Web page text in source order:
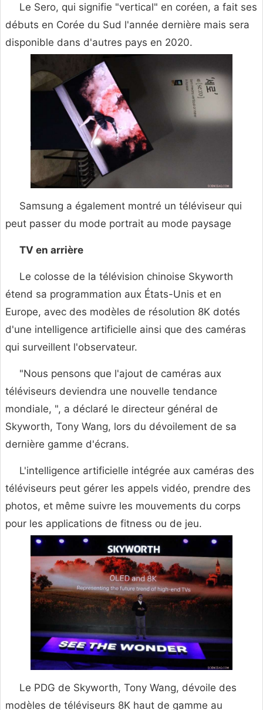
Le Sero, qui signifie "vertical" en coréen, a fait ses
débuts en Corée du Sud l'année dernière mais sera
disponible dans d'autres pays en 2020.
Samsung a également montré un téléviseur qui
peut passer du mode portrait au mode paysage
TV en arrière
Le colosse de la télévision chinoise Skyworth
étend sa programmation aux États-Unis et en
Europe, avec des modèles de résolution 8K dotés
d'une intelligence artificielle ainsi que des caméras
qui surveillent l'observateur.
"Nous pensons que l'ajout de caméras aux
téléviseurs deviendra une nouvelle tendance
mondiale, ", a déclaré le directeur général de
Skyworth, Tony Wang, lors du dévoilement de sa
dernière gamme d'écrans.
L'intelligence artificielle intégrée aux caméras des
téléviseurs peut gérer les appels vidéo, prendre des
photos, et même suivre les mouvements du corps
pour les applications de fitness ou de jeu.
Le PDG de Skyworth, Tony Wang, dévoile des
modèles de téléviseurs 8K haut de gamme au